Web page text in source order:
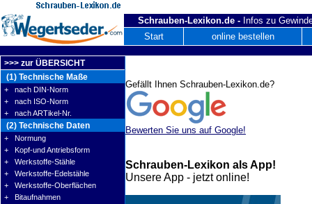
Schrauben-Lexikon.de - Infos zu
Start
online bestellen
>>> zur ÜBERSICHT
(1) Technische Maße
+ nach DIN-Norm
+ nach ISO-Norm
+ nach ARTikel-Nr.
(2) Technische Daten
+ Normung
+ Kopf-und Antriebsform
+ Werkstoffe-Stähle
+ Werkstoffe-Edelstähle
+ Werkstoffe-Oberflächen
+ Bitaufnahmen
Gefällt Ihnen Schrauben-Lexikon.de?
Bewerten Sie uns auf Google!
Schrauben-Lexikon als App!
Unsere App - jetzt online!